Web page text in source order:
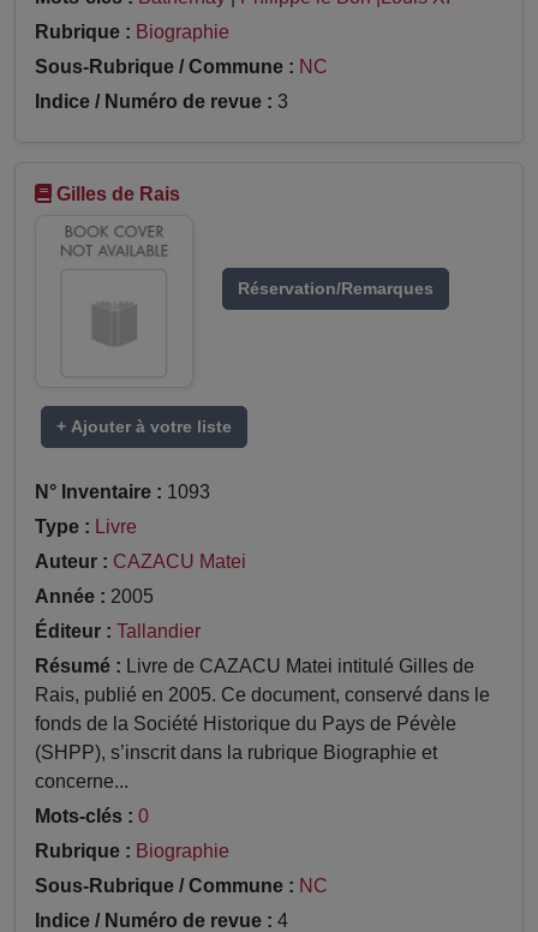
Rubrique : Biographie
Sous-Rubrique / Commune : NC
Indice / Numéro de revue : 3
Gilles de Rais
Réservation/Remarques
+ Ajouter à votre liste
N° Inventaire : 1093
Type : Livre
Auteur : CAZACU Matei
Année : 2005
Éditeur : Tallandier
Résumé : Livre de CAZACU Matei intitulé Gilles de
Rais, publié en 2005. Ce document, conservé dans le
fonds de la Société Historique du Pays de Pévèle
(SHPP), s’inscrit dans la rubrique Biographie et
concerne...
Mots-clés : 0
Rubrique : Biographie
Sous-Rubrique / Commune : NC
Indice / Numéro de revue : 4